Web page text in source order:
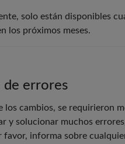
solo están disponibles
los próximos meses.
de errores
los cambios, se requirieron
y solucionar muchos
favor, informa sobre